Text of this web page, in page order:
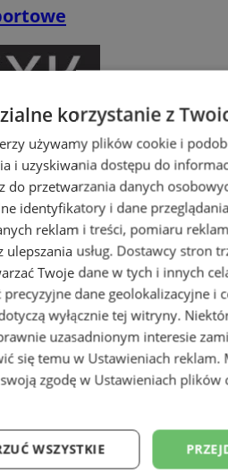
Optyk, okulista
sklep z częściami online!
sanepidowska
stron www -Zabrze
korzystanie z
używamy plików cookie i
i uzyskiwania dostępu do
do przetwarzania danych
identyfikatory i dane
reklam i treści, pomiaru
usług. Dostawcy stron
Twoje dane w tych i innych
dane geolokalizacyjne i
wyłącznie tej witryny.
uzasadnionym interesie
się temu w Ustawieniach reklam.
zgodę w Ustawieniach plików
WSZYSTKIE